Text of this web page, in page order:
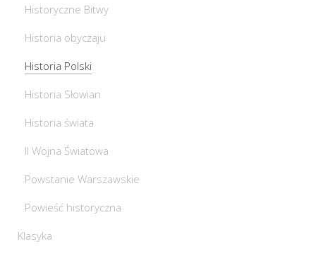
Historyczne Bitwy
Historia obyczaju
Historia Polski
Historia Słowian
Historia świata
II Wojna Światowa
Powstanie Warszawskie
Powieść historyczna
Klasyka